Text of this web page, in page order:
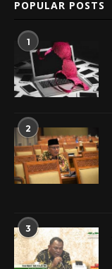
POPULAR POSTS
1
2
3